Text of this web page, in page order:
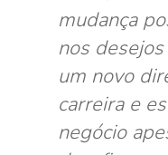
mudança
nos
um novo
carreira e
negócio